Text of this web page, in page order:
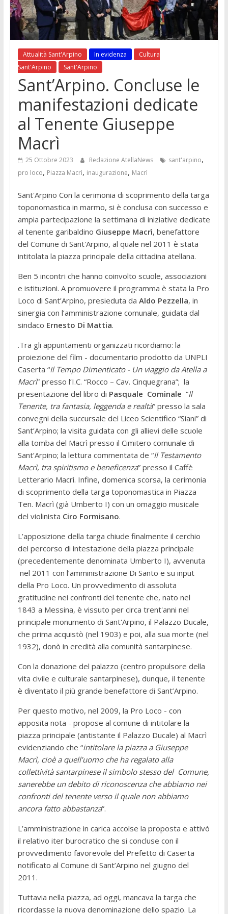
Attualità Sant'Arpino In evidenza
Cultura
Sant'Arpino
Sant'Arpino
Sant’Arpino. Concluse le
manifestazioni dedicate
al Tenente Giuseppe
Macrì
25 Ottobre 2023 Redazione AtellaNews sant'arpino,
pro loco, Piazza Macrì, inaugurazione, Macrì
Sant'Arpino Con la cerimonia di scoprimento della targa
toponomastica in marmo, si è conclusa con successo e
ampia partecipazione la settimana di iniziative dedicate
al tenente garibaldino Giuseppe Macrì, benefattore
del Comune di Sant'Arpino, al quale nel 2011 è stata
intitolata la piazza principale della cittadina atellana.
Ben 5 incontri che hanno coinvolto scuole, associazioni
e istituzioni. A promuovere il programma è stata la Pro
Loco di Sant’Arpino, presieduta da Aldo Pezzella, in
sinergia con l’amministrazione comunale, guidata dal
sindaco Ernesto Di Mattia.
.Tra gli appuntamenti organizzati ricordiamo: la
proiezione del film - documentario prodotto da UNPLI
Caserta “Il Tempo Dimenticato - Un viaggio da Atella a
Macrì” presso l’I.C. “Rocco – Cav. Cinquegrana”; la
presentazione del libro di Pasquale Cominale “Il
Tenente, tra fantasia, leggenda e realtà” presso la sala
convegni della succursale del Liceo Scientifico “Siani” di
Sant’Arpino; la visita guidata con gli allievi delle scuole
alla tomba del Macrì presso il Cimitero comunale di
Sant’Arpino; la lettura commentata de “Il Testamento
Macrì, tra spiritismo e beneficenza” presso il Caffè
Letterario Macrì. Infine, domenica scorsa, la cerimonia
di scoprimento della targa toponomastica in Piazza
Ten. Macrì (già Umberto I) con un omaggio musicale
del violinista Ciro Formisano.
L’apposizione della targa chiude finalmente il cerchio
del percorso di intestazione della piazza principale
(precedentemente denominata Umberto I), avvenuta
nel 2011 con l’amministrazione Di Santo e su input
della Pro Loco. Un provvedimento di assoluta
gratitudine nei confronti del tenente che, nato nel
1843 a Messina, è vissuto per circa trent'anni nel
principale monumento di Sant'Arpino, il Palazzo Ducale,
che prima acquistò (nel 1903) e poi, alla sua morte (nel
1932), donò in eredità alla comunità santarpinese.
Con la donazione del palazzo (centro propulsore della
vita civile e culturale santarpinese), dunque, il tenente
è diventato il più grande benefattore di Sant’Arpino.
Per questo motivo, nel 2009, la Pro Loco - con
apposita nota - propose al comune di intitolare la
piazza principale (antistante il Palazzo Ducale) al Macrì
evidenziando che “intitolare la piazza a Giuseppe
Macrì, cioè a quell’uomo che ha regalato alla
collettività santarpinese il simbolo stesso del Comune,
sanerebbe un debito di riconoscenza che abbiamo nei
confronti del tenente verso il quale non abbiamo
ancora fatto abbastanza”.
L’amministrazione in carica accolse la proposta e attivò
il relativo iter burocratico che si concluse con il
provvedimento favorevole del Prefetto di Caserta
notificato al Comune di Sant’Arpino nel giugno del
2011.
Tuttavia nella piazza, ad oggi, mancava la targa che
ricordasse la nuova denominazione dello spazio. La